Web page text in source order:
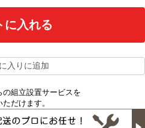
入りに追加
組立設置サービスを
ただけます。